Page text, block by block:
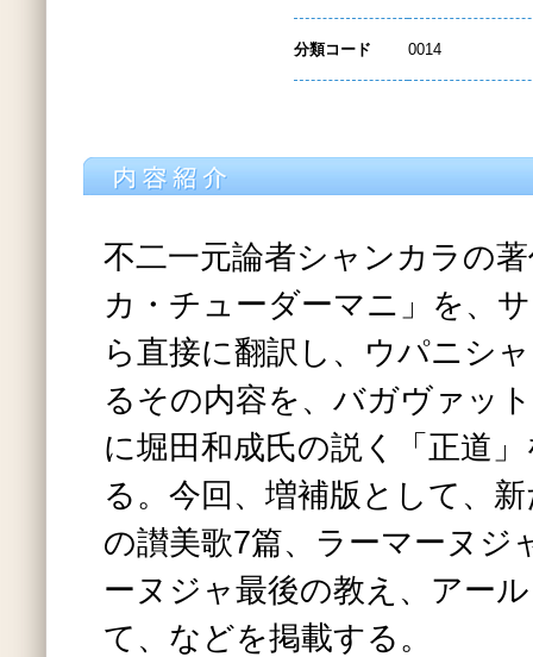
分類コード 0014
不二一元論者シャンカラの
カ・チューダーマニ」を、
ら直接に翻訳し、ウパニシ
るその内容を、バガヴァッ
に堀田和成氏の説く「正道
る。今回、増補版として、
の讃美歌7篇、ラーマーヌジ
ーヌジャ最後の教え、アー
て、などを掲載する。